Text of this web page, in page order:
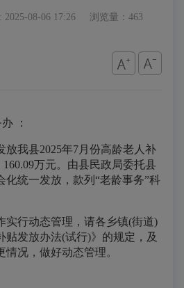
2025-08-06 17:26 浏览量：463
：
我县2025年7月份高龄老人补
万元。由县民政局委托县
化统一发放，款列“老龄事务”科
行动态管理，请各乡镇(街道)
贴发放办法(试行)》的规定，及
情况，做好动态管理。